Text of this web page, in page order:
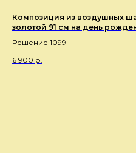
Композиция из воздушных
золотой 91 см на день
Решение 1099
6 900 р.